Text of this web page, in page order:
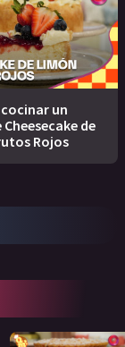
un
de
Rojos